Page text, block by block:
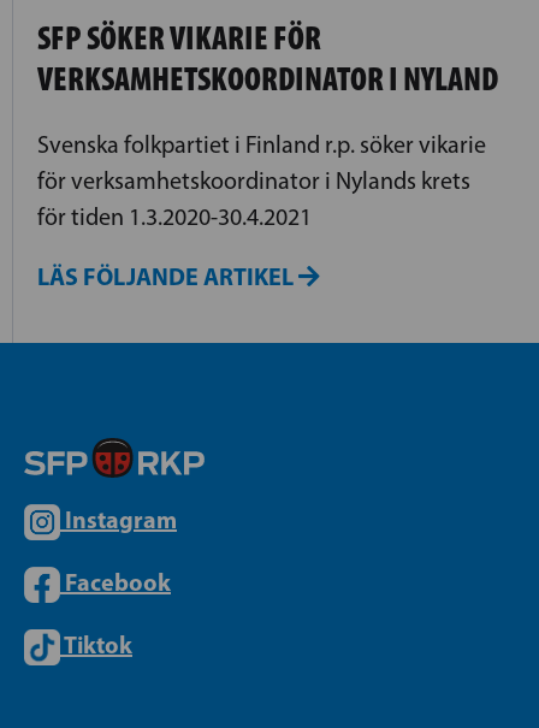
SFP SÖKER VIKARIE FÖR
VERKSAMHETSKOORDINATOR I NYLAND
Svenska folkpartiet i Finland r.p. söker vikarie
för verksamhetskoordinator i Nylands krets
för tiden 1.3.2020-30.4.2021
LÄS FÖLJANDE ARTIKEL
Instagram
Facebook
Tiktok